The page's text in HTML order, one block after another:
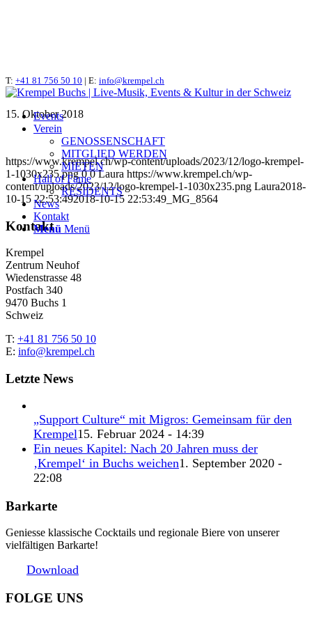
T: +41 81 756 50 10 | E: info@krempel.ch
Events
Verein
GENOSSENSCHAFT
MITGLIED WERDEN
MIETEN
Hall of Fame
RESIDENTS
News
Kontakt
Menü Menü
_MG_8564
15. Oktober 2018
https://www.krempel.ch/wp-content/uploads/2023/12/logo-krempel-
1-1030x235.png 0 0 Laura https://www.krempel.ch/wp-
content/uploads/2023/12/logo-krempel-1-1030x235.png Laura2018-
10-15 22:53:492018-10-15 22:53:49 _MG_8564
Kontakt
Krempel
Zentrum Neuhof
Wiedenstrasse 48
Postfach 340
9470 Buchs 1
Schweiz
T: +41 81 756 50 10
E: info@krempel.ch
Letzte News
„Support Culture“ mit Migros: Gemeinsam für den
Krempel15. Februar 2024 - 14:39
Ein neues Kapitel: Nach 20 Jahren muss der
‚Krempel‘ in Buchs weichen1. September 2020 -
22:08
Barkarte
Geniesse klassische Cocktails und regionale Biere von unserer
vielfältigen Barkarte!
Download
FOLGE UNS